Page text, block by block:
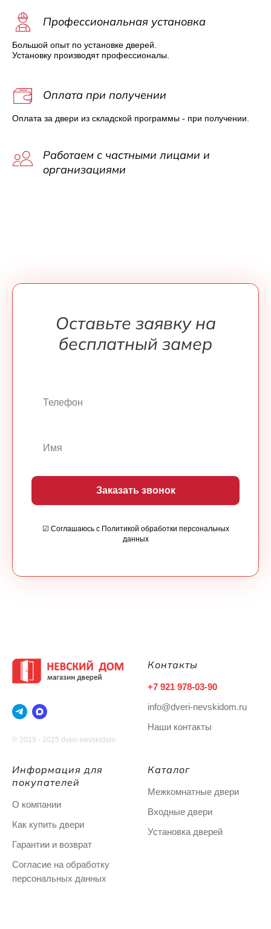
Профессиональная установка
Большой опыт по установке дверей.
Установку производят профессионалы.
Оплата при получении
Оплата за двери из складской программы - при получении.
Работаем с частными лицами и
организациями
Оставьте заявку на
бесплатный замер
Заказать звонок
☑ Соглашаюсь с Политикой обработки персональных
данных
© 2015 - 2025 dveri-nevskidom
Контакты
+7 921 978-03-90
info@dveri-nevskidom.ru
Наши контакты
Информация для
покупателей
О компании
Как купить двери
Гарантии и возврат
Согласие на обработку
персональных данных
Каталог
Межкомнатные двери
Входные двери
Установка дверей